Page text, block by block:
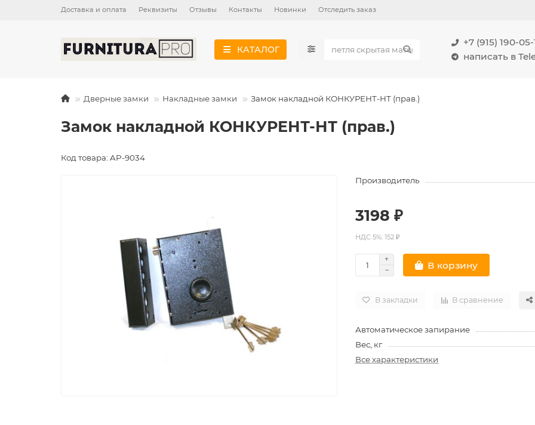
Доставка и оплата Реквизиты Отзывы Контакты Новинки Отследить заказ
КАТАЛОГ
+7 (915) 190-05-
написать в
Дверные замки Накладные замки Замок накладной КОНКУРЕНТ-НТ (прав.)
Замок накладной КОНКУРЕНТ-НТ (прав.)
Код товара: AP-9034
Производитель
3198 ₽
НДС 5%: 152 ₽
В корзину
В закладки В сравнение
Автоматическое запирание
Вес, кг
Все характеристики